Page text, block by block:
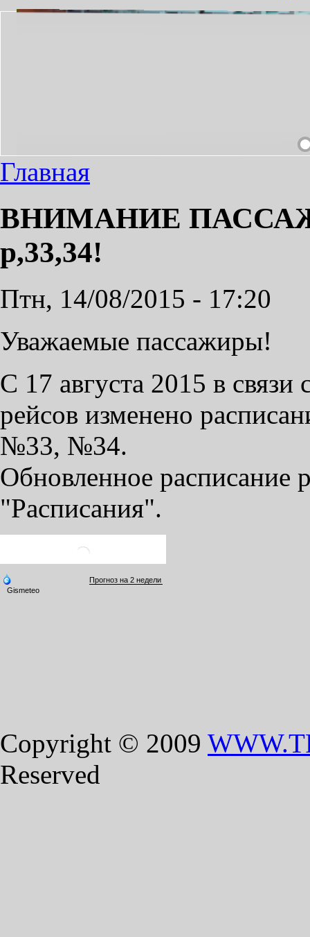
Главная
ВНИМАНИЕ
р,33,34!
Птн, 14/08/2015 - 17:20
Уважаемые пассажиры!
С 17 августа 2015 в связи
рейсов изменено
№33, №34.
Обновленное расписание
"Расписания".
Copyright © 2009
Reserved